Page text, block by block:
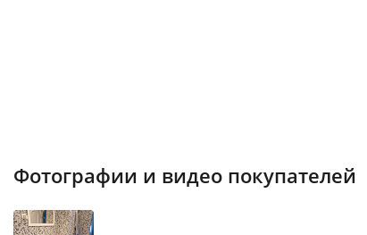
Фотографии и видео покупателей